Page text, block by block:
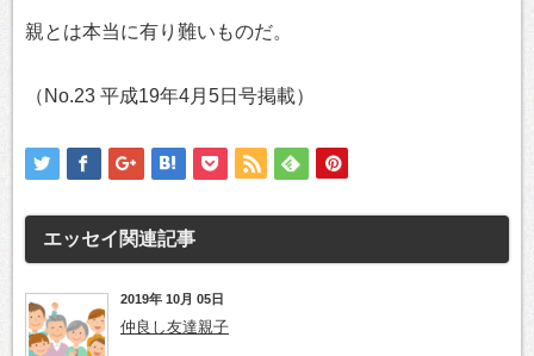
親とは本当に有り難いものだ。
（No.23 平成19年4月5日号掲載）
エッセイ 関連記事
2019年 10月 05日
仲良し友達親子